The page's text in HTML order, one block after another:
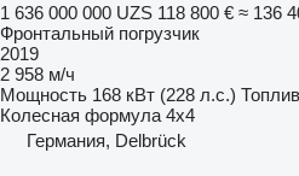
1 636 000 000 UZS 118 800 € ≈ 136
Фронтальный погрузчик
2019
2 958 м/ч
Мощность 168 кВт (228 л.с.)
Колесная формула 4x4
Германия, Delbrück